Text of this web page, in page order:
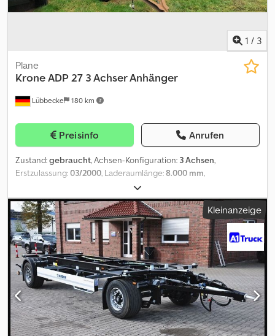
1 / 3
Lübbecke 180 km
Plane
KroneADP 27 3 Achser Anhänger
Preisinfo Anrufen
Zustand:gebraucht, Achsen-Konfiguration: 3 Achsen,
Erstzulassung:03/2000, Laderaumlänge:8.000 mm,
, Laderaumhöhe:
Gesamtbreite:2.550 mm, Gesamthöhe:3.800 mm, Baujahr:2000,
Ausstattung:ABS, = Weitere Optionen und Zubehör = -
Elektronisches Bremssystem (EBS) - Hecktüren = Anmerkungen =
Krone ADP 27 3 Achser Anhänger Krone Anhänger 3 Acher
Pritsche Plane Luftgefedert Edscha Verdeck Schiebeplane IDNR
732 Gerne erwarten wir Sie zur Beratung
Vertragsunterzeichnung oder Fahrzeugabholung bei uns im
Autohaus. Bitte vereinbaren Sie einen Termin Wenn Sie nicht zu
uns ins Autohaus kommen können bieten wir Ihnen die
komplette Abwicklung per Telefon/E-Mail/WhatsApp/Fax an Auf
Wunsch liefern wir Ihnen Ihr neues Fahrzeug direkt vor Ihre Tür
Kleinanzeige